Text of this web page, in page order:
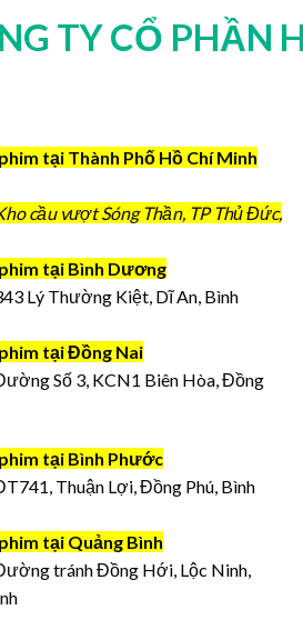
TY CỔ PHẦN
tại Thành Phố Hồ Chí Minh
cầu vượt Sóng Thần, TP Thủ Đức,
tại Bình Dương
Lý Thường Kiệt, Dĩ An, Bình
tại Đồng Nai
Số 3, KCN1 Biên Hòa, Đồng
tại Bình Phước
Thuận Lợi, Đồng Phú, Bình
tại Quảng Bình
tránh Đồng Hới, Lộc Ninh,